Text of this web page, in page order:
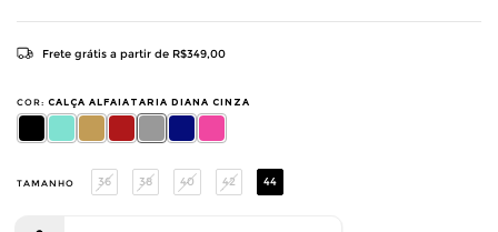
Frete grátis a partir de R$349,00
COR: CALÇA ALFAIATARIA DIANA CINZA
TAMANHO 36 38 40 42 44